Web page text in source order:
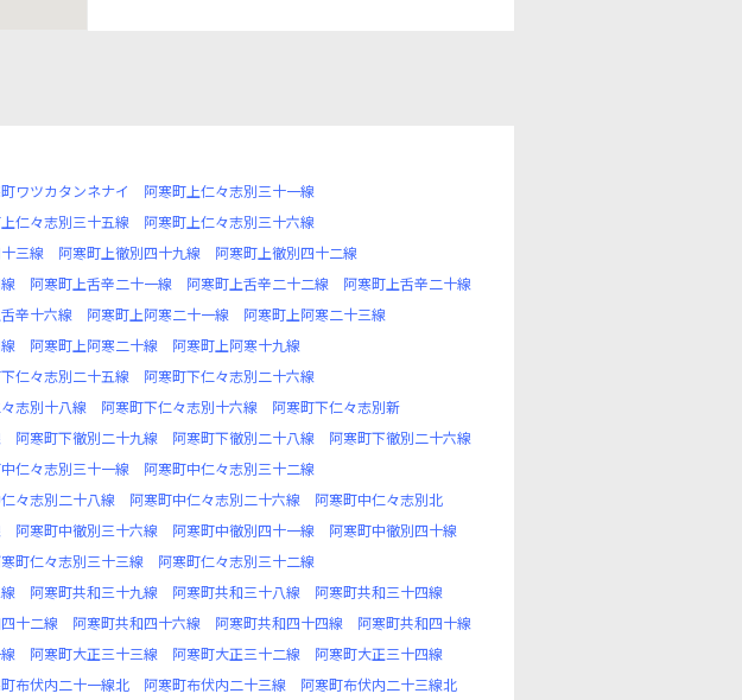
ワツカタンネナイ
阿寒町上仁々志別三十一線
仁々志別三十五線
阿寒町上仁々志別三十六線
三線 阿寒町上徹別四十九線
阿寒町上徹別四十二線
阿寒町上舌辛二十一線 阿寒町上舌辛二十二線
阿寒町上舌辛二十線
辛十六線 阿寒町上阿寒二十一線
阿寒町上阿寒二十三線
阿寒町上阿寒二十線
阿寒町上阿寒十九線
仁々志別二十五線
阿寒町下仁々志別二十六線
志別十八線 阿寒町下仁々志別十六線
阿寒町下仁々志別新
阿寒町下徹別二十九線 阿寒町下徹別二十八線
阿寒町下徹別二十六線
仁々志別三十一線
阿寒町中仁々志別三十二線
々志別二十八線 阿寒町中仁々志別二十六線
阿寒町中仁々志別北
阿寒町中徹別三十六線 阿寒町中徹別四十一線
阿寒町中徹別四十線
町仁々志別三十三線
阿寒町仁々志別三十二線
阿寒町共和三十九線 阿寒町共和三十八線
阿寒町共和三十四線
十二線 阿寒町共和四十六線 阿寒町共和四十四線
阿寒町共和四十線
阿寒町大正三十三線 阿寒町大正三十二線
阿寒町大正三十四線
布伏内二十一線北 阿寒町布伏内二十三線
阿寒町布伏内二十三線北